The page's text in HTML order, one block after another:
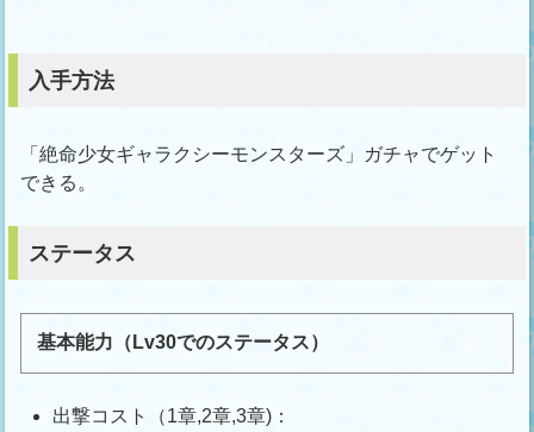
入手方法
「絶命少女ギャラクシーモンスターズ」ガチャでゲット
できる。
ステータス
基本能力（Lv30でのステータス）
出撃コスト（1章,2章,3章)：